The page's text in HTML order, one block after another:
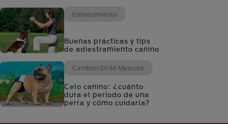
Entrenamiento
Buenas prácticas y tips
de adiestramiento canino
Cambios En Mi Mascota
Celo canino: ¿cuánto
dura el periodo de una
perra y cómo cuidarla?